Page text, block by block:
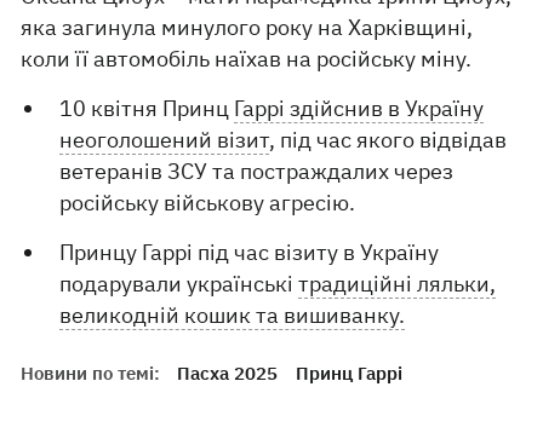
яка загинула минулого року на Харківщині,
коли її автомобіль наїхав на російську міну.
10 квітня Принц Гаррі здійснив в Україну
неоголошений візит, під час якого відвідав
ветеранів ЗСУ та постраждалих через
російську військову агресію.
Принцу Гаррі під час візиту в Україну
подарували українськітрадиційні ляльки,
великодній кошик та вишиванку.
Новини по темі: Пасха 2025 Принц Гаррі